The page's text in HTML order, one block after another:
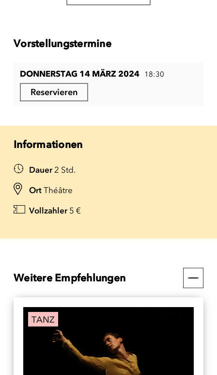
Vorstellungstermine
DONNERSTAG 14 MÄRZ 2024 18:30
Reservieren
Informationen
Dauer 2 Std.
Ort Théâtre
Vollzahler 5 €
Weitere Empfehlungen
TANZ